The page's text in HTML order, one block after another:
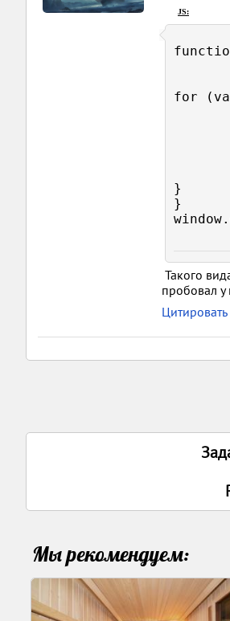
JS:
for
}
}
Такого
пробовал у
Цитировать
Мы рекомендуем: